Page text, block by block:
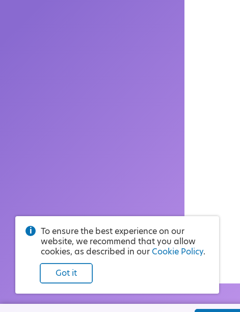
To ensure the best experience on our
website, we recommend that you allow
cookies, as described in our Cookie Policy.
Got it